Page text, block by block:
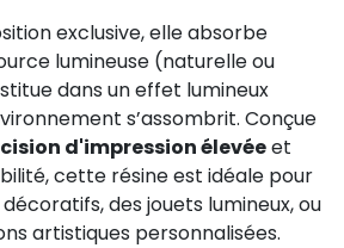
exclusive, elle absorbe
lumineuse (naturelle ou
dans un effet lumineux
s’assombrit. Conçue
d'impression élevéeet
cette résine est idéale pour
des jouets lumineux, ou
artistiques personnalisées.